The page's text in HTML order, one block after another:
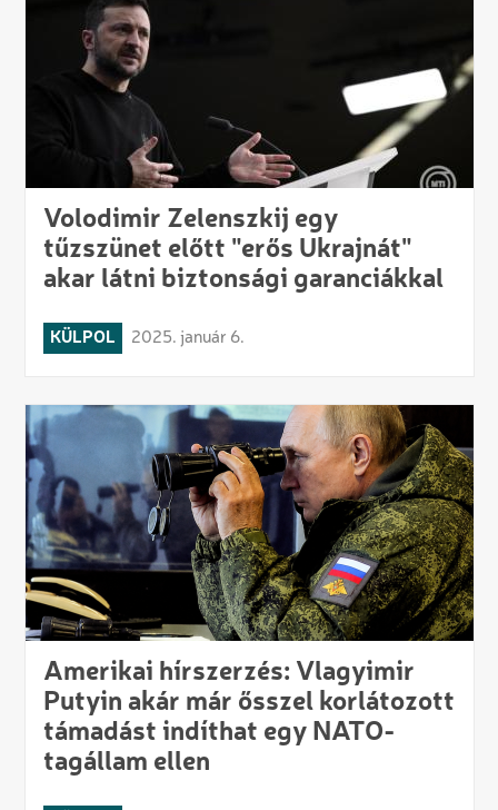
Volodimir Zelenszkij egy
tűzszünet előtt "erős Ukrajnát"
akar látni biztonsági garanciákkal
KÜLPOL 2025. január 6.
Amerikai hírszerzés: Vlagyimir
Putyin akár már ősszel korlátozott
támadást indíthat egy NATO-
tagállam ellen